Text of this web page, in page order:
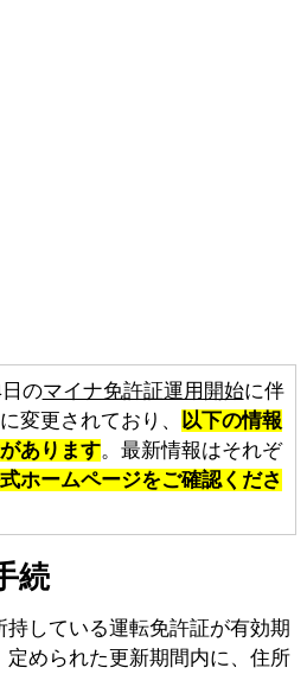
のマイナ免許証運用開始に伴
変更されており、
以下の情報
あります。最新情報はそれぞ
ホームページをご確認くださ
続
持している運転免許証が有効期
定められた更新期間内に、住所